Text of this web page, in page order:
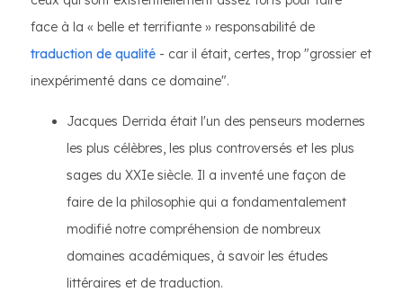
face à la « belle et terrifiante » responsabilité de
traduction de qualité - car il était, certes, trop "grossier et
inexpérimenté dans ce domaine".
Jacques Derrida était l'un des penseurs modernes
les plus célèbres, les plus controversés et les plus
sages du XXIe siècle. Il a inventé une façon de
faire de la philosophie qui a fondamentalement
modifié notre compréhension de nombreux
domaines académiques, à savoir les études
littéraires et de traduction.